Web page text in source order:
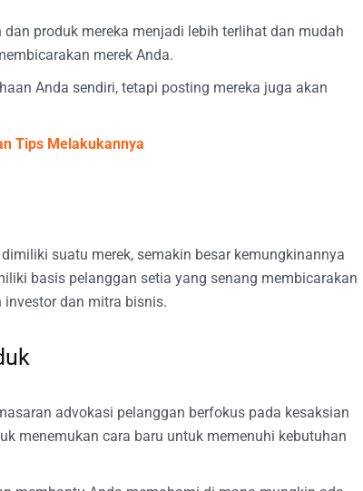
produk mereka menjadi lebih terlihat dan mudah
merek Anda.
Anda sendiri, tetapi posting mereka juga akan
Tips Melakukannya
suatu merek, semakin besar kemungkinannya
basis pelanggan setia yang senang membicarakan
dan mitra bisnis.
advokasi pelanggan berfokus pada kesaksian
menemukan cara baru untuk memenuhi kebutuhan